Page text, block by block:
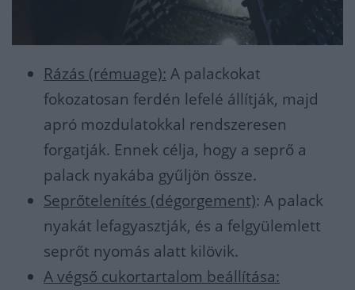
Rázás (rémuage): A palackokat
fokozatosan ferdén lefelé állítják, majd
apró mozdulatokkal rendszeresen
forgatják. Ennek célja, hogy a seprő a
palack nyakába gyűljön össze.
Seprőtelenítés (dégorgement): A palack
nyakát lefagyasztják, és a felgyülemlett
seprőt nyomás alatt kilövik.
A végső cukortartalom beállítása: